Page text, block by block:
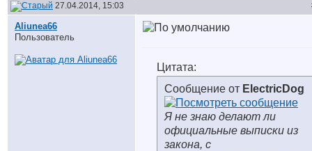
27.04.2014, 15:03
Aliunea66
Пользователь
Цитата:
Сообщение от ElectricDog
Я не знаю делают ли
официальные выписки из
закона, с